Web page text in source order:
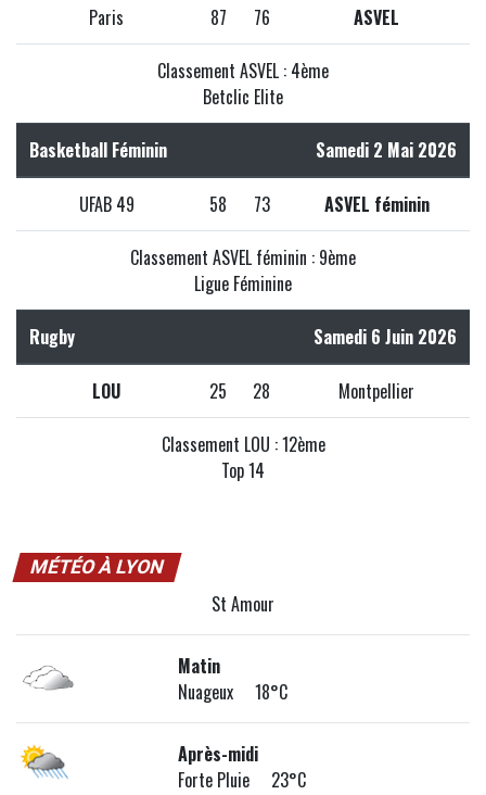
Paris 87 76 ASVEL
Classement ASVEL : 4ème
Betclic Elite
Basketball Féminin Samedi 2 Mai 2026
UFAB 49 58 73 ASVEL féminin
Classement ASVEL féminin : 9ème
Ligue Féminine
Rugby Samedi 6 Juin 2026
LOU 25 28 Montpellier
Classement LOU : 12ème
Top 14
MÉTÉO À LYON
St Amour
Matin
Nuageux 18°C
Après-midi
Forte Pluie 23°C